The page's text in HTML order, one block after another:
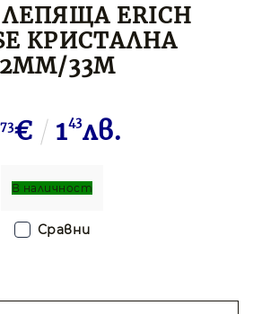
ERICH
КРИСТАЛНА
33М
73€ 143лв.
В наличност
Сравни